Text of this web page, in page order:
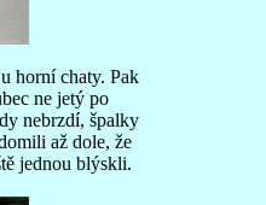
horní chaty. Pak
ne jetý po
nebrzdí, špalky
až dole, že
jednou blýskli.